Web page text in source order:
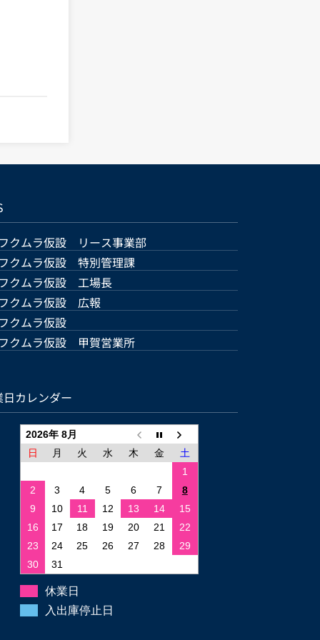
クムラ仮設 リース事業部
クムラ仮設 特別管理課
クムラ仮設 工場長
クムラ仮設 広報
クムラ仮設
クムラ仮設 甲賀営業所
カレンダー
2026年 8月
日
月 火 水 木 金
土
1
2
3 4 5 6 7
8
9
10 11 12 13 14
15
16
17 18 19 20 21
22
23
24 25 26 27 28
29
30
31
休業日
入出庫停止日